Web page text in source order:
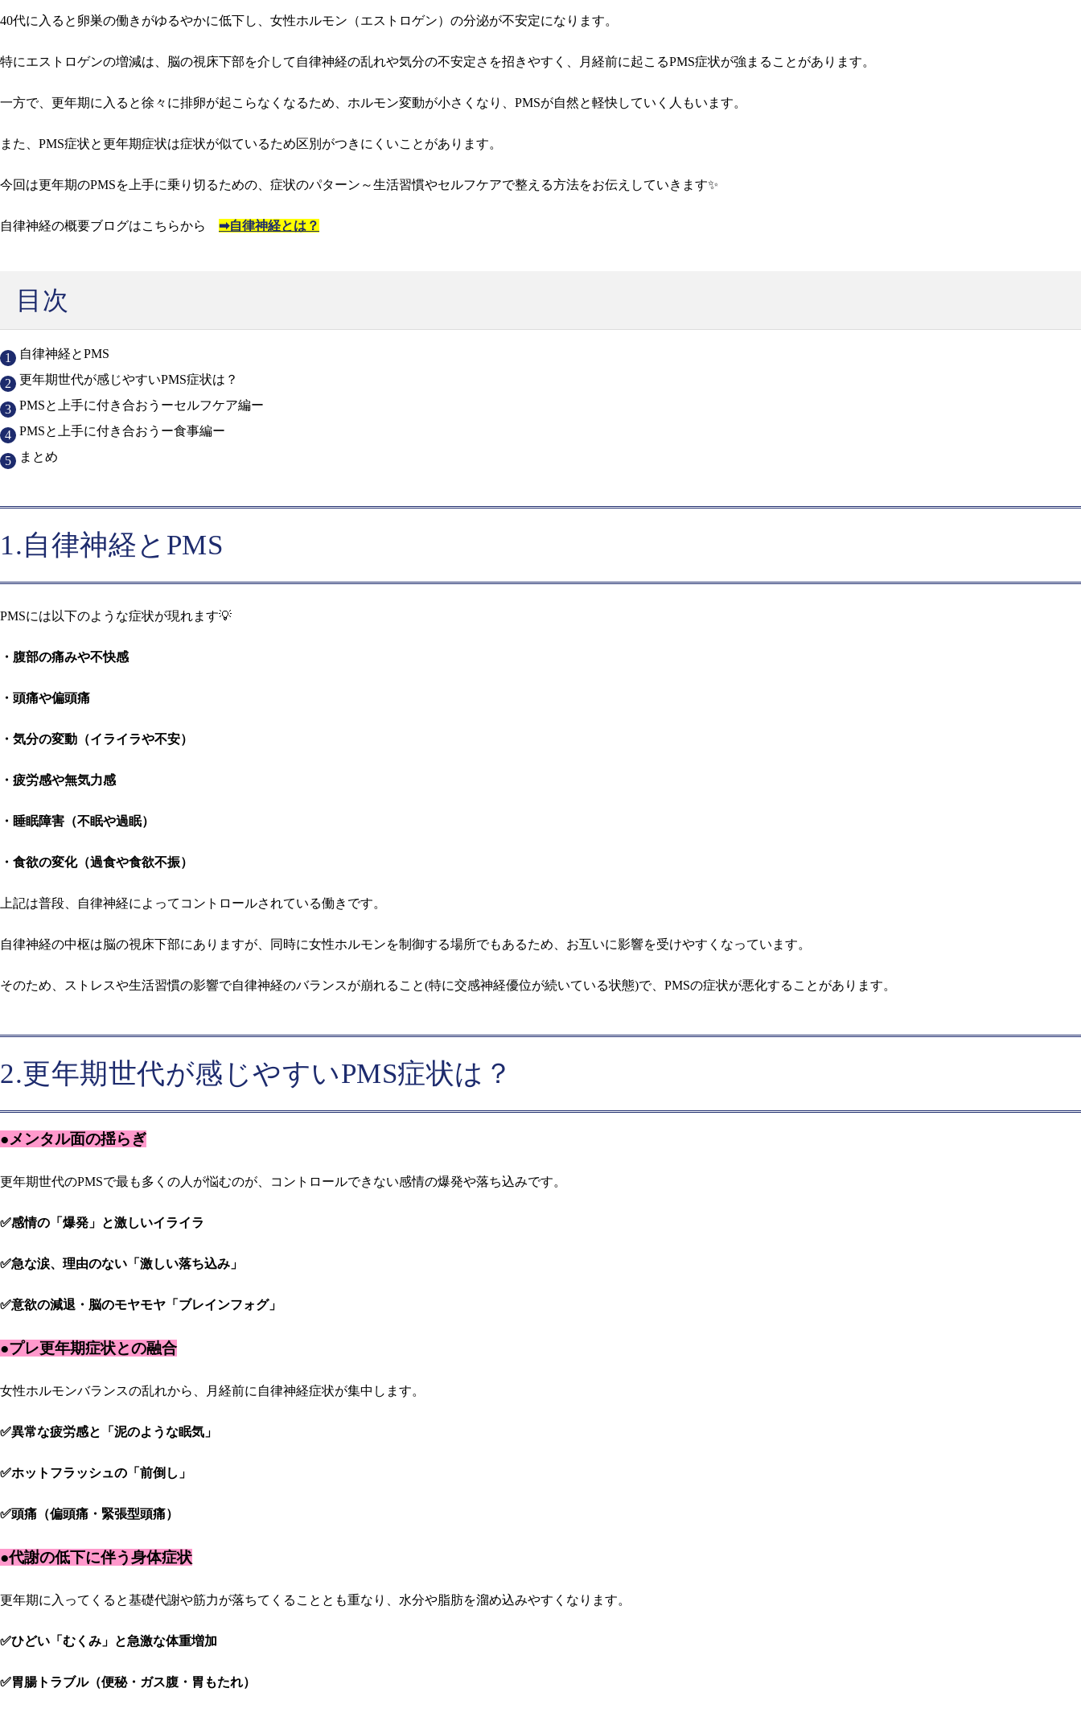
40代に入ると卵巣の働きがゆるやかに低下し、女性ホルモン（エストロゲン）の分泌が不安定になります。
特にエストロゲンの増減は、脳の視床下部を介して自律神経の乱れや気分の不安定さを招きやすく、月経前に起こるPMS症状が強まることがあります。
一方で、更年期に入ると徐々に排卵が起こらなくなるため、ホルモン変動が小さくなり、PMSが自然と軽快していく人もいます。
また、PMS症状と更年期症状は症状が似ているため区別がつきにくいことがあります。
今回は更年期のPMSを上手に乗り切るための、症状のパターン～生活習慣やセルフケアで整える方法をお伝えしていきます✨
自律神経の概要ブログはこちらから ➡自律神経とは？
目次
自律神経とPMS
更年期世代が感じやすいPMS症状は？
PMSと上手に付き合おうーセルフケア編ー
PMSと上手に付き合おうー食事編ー
まとめ
1.自律神経とPMS
PMSには以下のような症状が現れます💡
・腹部の痛みや不快感
・頭痛や偏頭痛
・気分の変動（イライラや不安）
・疲労感や無気力感
・睡眠障害（不眠や過眠）
・食欲の変化（過食や食欲不振）
上記は普段、自律神経によってコントロールされている働きです。
自律神経の中枢は脳の視床下部にありますが、同時に女性ホルモンを制御する場所でもあるため、お互いに影響を受けやすくなっています。
そのため、ストレスや生活習慣の影響で自律神経のバランスが崩れること(特に交感神経優位が続いている状態)で、PMSの症状が悪化することがあります。
2.更年期世代が感じやすいPMS症状は？
●メンタル面の揺らぎ
更年期世代のPMSで最も多くの人が悩むのが、コントロールできない感情の爆発や落ち込みです。
✅感情の「爆発」と激しいイライラ
✅急な涙、理由のない「激しい落ち込み」
✅意欲の減退・脳のモヤモヤ「ブレインフォグ」
●プレ更年期症状との融合
女性ホルモンバランスの乱れから、月経前に自律神経症状が集中します。
✅異常な疲労感と「泥のような眠気」
✅ホットフラッシュの「前倒し」
✅頭痛（偏頭痛・緊張型頭痛）
●代謝の低下に伴う身体症状
更年期に入ってくると基礎代謝や筋力が落ちてくることとも重なり、水分や脂肪を溜め込みやすくなります。
✅ひどい「むくみ」と急激な体重増加
✅胃腸トラブル（便秘・ガス腹・胃もたれ）